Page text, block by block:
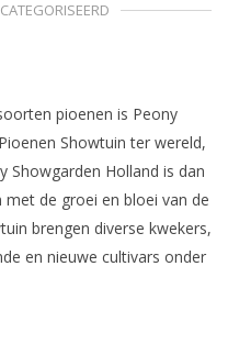
pioenen is Peony
Showtuin ter wereld,
Showgarden Holland is dan
de groei en bloei van de
brengen diverse kwekers,
en nieuwe cultivars onder